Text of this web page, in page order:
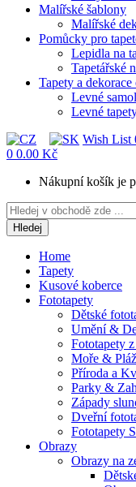
Malířské šablony
Malířské
Pomůcky pro
Lepidla na
Tapetářské
Tapety a
Levné
Levné
Wish List
0 0.00 Kč
Nákupní košík je
Hledej
Home
Tapety
Kusové koberce
Fototapety
Dětské
Umění &
Fototapety z
Moře &
Příroda a
Parky &
Západy
Dveřní
Fototapety
Obrazy
Obrazy na